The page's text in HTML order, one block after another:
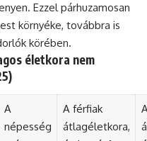
Ezzel párhuzamosan
környéke, továbbra is
körében.
életkora nem
A
népesség
A férfiak
átlagéletkora,